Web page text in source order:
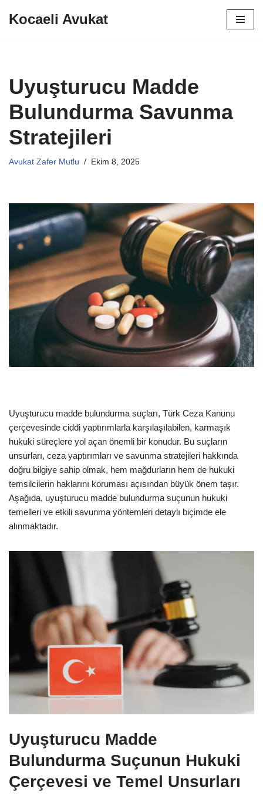
Kocaeli Avukat
Uyuşturucu Madde
Bulundurma Savunma
Stratejileri
Avukat Zafer Mutlu Ekim 8, 2025
Uyuşturucu madde bulundurma suçları, Türk Ceza Kanunu
çerçevesinde ciddi yaptırımlarla karşılaşılabilen, karmaşık
hukuki süreçlere yol açan önemli bir konudur. Bu suçların
unsurları, ceza yaptırımları ve savunma stratejileri hakkında
doğru bilgiye sahip olmak, hem mağdurların hem de hukuki
temsilcilerin haklarını koruması açısından büyük önem taşır.
Aşağıda, uyuşturucu madde bulundurma suçunun hukuki
temelleri ve etkili savunma yöntemleri detaylı biçimde ele
alınmaktadır.
Uyuşturucu Madde
Bulundurma Suçunun Hukuki
Çerçevesi ve Temel Unsurları